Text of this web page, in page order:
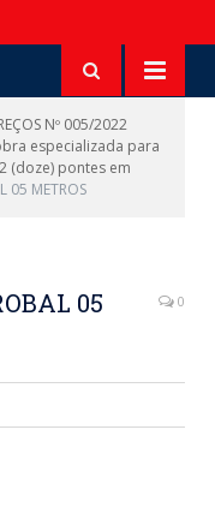
Nº 005/2022
especializada para
(doze) pontes em
05 METROS
05
0